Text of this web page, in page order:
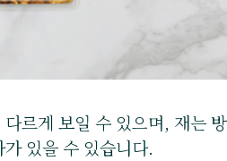
르게 보일 수 있으며, 재는 방
있을 수 있습니다.